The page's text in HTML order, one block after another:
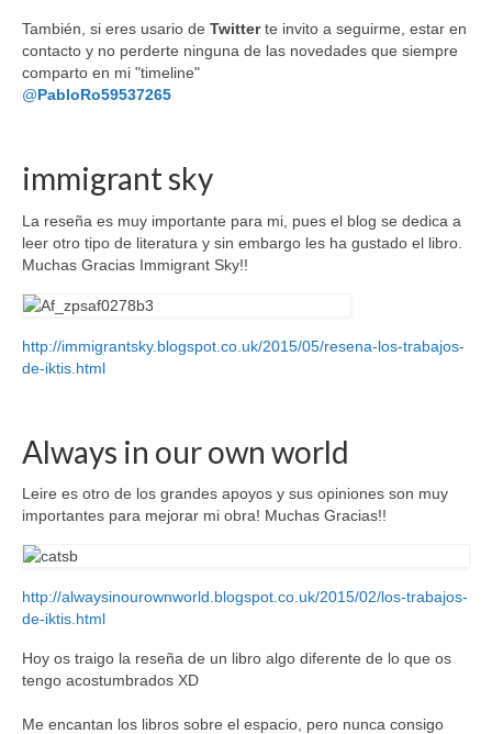
También, si eres usario de Twitterte invito a seguirme, estar en
contacto y no perderte ninguna de las novedades que siempre
comparto en mi "timeline"
@PabloRo59537265
immigrant sky
La reseña es muy importante para mi, pues el blog se dedica a
leer otro tipo de literatura y sin embargo les ha gustado el libro.
Muchas Gracias Immigrant Sky!!
http://immigrantsky.blogspot.co.uk/2015/05/resena-los-trabajos-
de-iktis.html
Always in our own world
Leire es otro de los grandes apoyos y sus opiniones son muy
importantes para mejorar mi obra! Muchas Gracias!!
http://alwaysinourownworld.blogspot.co.uk/2015/02/los-trabajos-
de-iktis.html
Hoy os traigo la reseña de un libro algo diferente de lo que os
tengo acostumbrados XD
Me encantan los libros sobre el espacio, pero nunca consigo